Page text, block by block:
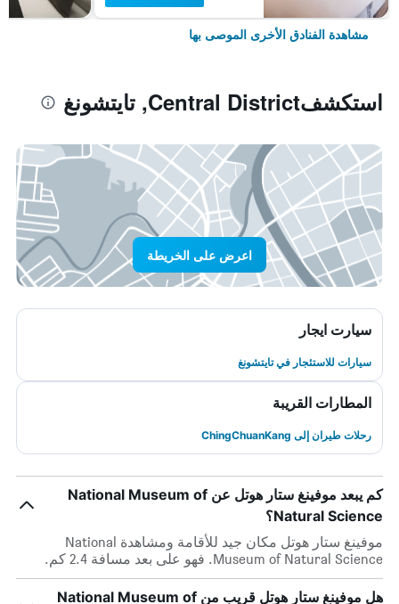
مشاهدة الفنادق الأخرى الموصى بها
استكشفCentral District, تايتشونغ
اعرض على الخريطة
سيارت ايجار
سيارات للاستئجار في تايتشونغ
المطارات القريبة
رحلات طيران إلى ChingChuanKang
كم يبعد موفينغ ستار هوتل عن National Museum of
Natural Science؟
موفينغ ستار هوتل مكان جيد للأقامة ومشاهدة National
Museum of Natural Science. فهو على بعد مسافة 2.4 كم.
هل موفينغ ستار هوتل قريب من National Museum of